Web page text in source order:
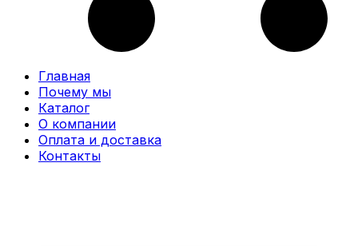
Главная
Почему мы
Каталог
О компании
Оплата и доставка
Контакты